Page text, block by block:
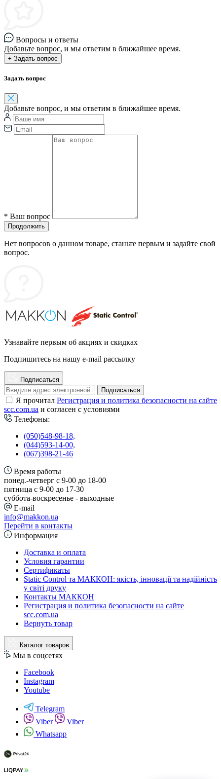
Вопросы и ответы
Добавьте вопрос, и мы ответим в ближайшее время.
+ Задать вопрос
Задать вопрос
Добавьте вопрос, и мы ответим в ближайшее время.
* Ваш вопрос
Продолжить
Нет вопросов о данном товаре, станьте первым и задайте свой
вопрос.
Узнавайте первым об акциях и скидках
Подпишитесь на нашу e-mail рассылку
Подписаться
Подписаться
Я прочитал Регистрация и политика безопасности на сайте
scc.com.ua и согласен с условиями
Телефоны:
(050)548-98-18,
(044)593-14-00,
(067)398-21-46
Время работы
понед.-четверг с 9-00 до 18-00
пятница с 9-00 до 17-30
cуббота-воскресенье - выходные
E-mail
info@makkon.ua
Перейти в контакты
Информация
Доставка и оплата
Условия гарантии
Сертификаты
Static Control та МАККОН: якість, інновації та надійність
у світі друку
Контакты МАККОН
Регистрация и политика безопасности на сайте
scc.com.ua
Вернуть товар
Каталог товаров
Мы в соцсетях
Facebook
Instagram
Youtube
Telegram
Viber
Viber
Whatsapp